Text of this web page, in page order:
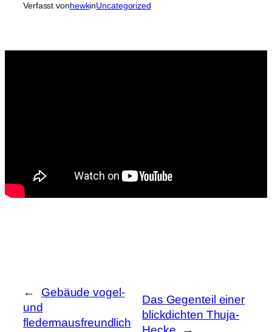
Verfasst vonhewkinUncategorized
←
Gebäude vogel-
und
fledermausfreundlich
Das Gegenteil einer
blickdichten Thuja-